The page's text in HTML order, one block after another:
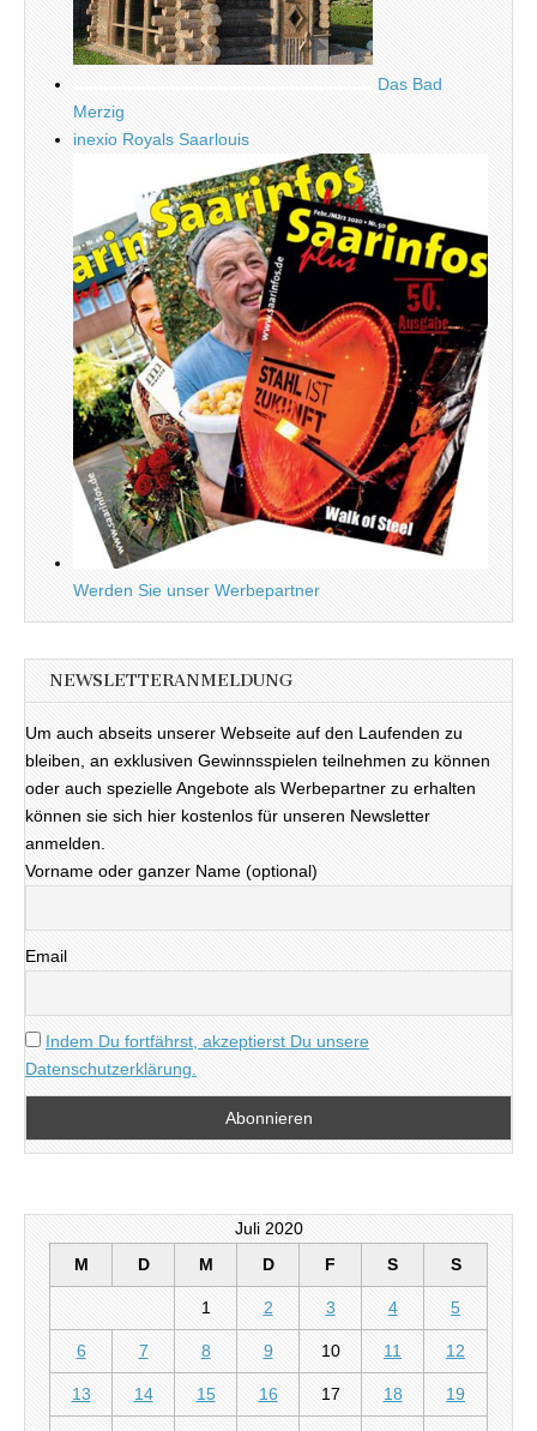
Das Bad
Merzig
inexio Royals Saarlouis
Werden Sie unser Werbepartner
NEWSLETTERANMELDUNG
Um auch abseits unserer Webseite auf den Laufenden zu
bleiben, an exklusiven Gewinnsspielen teilnehmen zu können
oder auch spezielle Angebote als Werbepartner zu erhalten
können sie sich hier kostenlos für unseren Newsletter
anmelden.
Vorname oder ganzer Name (optional)
Email
Indem Du fortfährst, akzeptierst Du unsere
Datenschutzerklärung.
Juli 2020
M
D M D F S S
1 2 3 4 5
6 7 8 9 10 11 12
13 14 15 16 17 18 19